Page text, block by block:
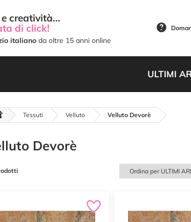
creatività...
di click!
italiano da oltre 15 anni online
ULTIMI
Tessuti Velluto Velluto Devorè
Devorè